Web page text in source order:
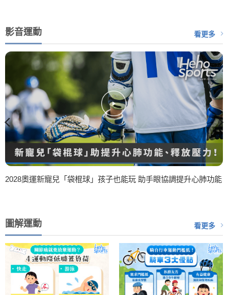
影音運動 看更多
2028奧運新寵兒「袋棍球」孩子也能玩 助手眼協調提升心肺功能
圖解運動 看更多